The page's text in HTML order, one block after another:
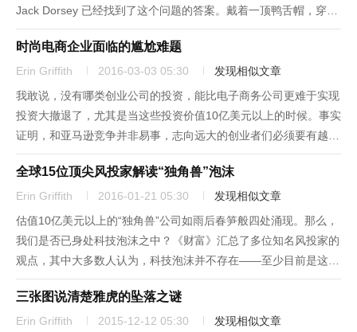
Jack Dorsey 已经找到了这个问题的答案。戴着一顶鸭舌帽，穿着
白 T 恤，穿着荧光橙色高帮鞋，Jack Dorsey（职位经历了从
Twitter 联合创始人-...
时尚电商企业面临的尴尬难题
Erin Griffith 2016-03-03 05:30
发现相似文章
我敢说，没有哪类创业公司的投资，能比电子商务公司更难于实现
投资大撤退了，尤其是当这些投资价值10亿美元以上的时候。事实
证明，和亚马逊竞争并非易事，志向远大的创业者们必须要有越来
越别出心裁的战略，才能使自己有别于电商巨头。问题在于，和一
切时尚一样，每次电子商务模式的新招数最终都会过时。你恐怕还
记得20...
全球15位顶尖风投家解读“独角兽”泡沫
Erin Griffith 2016-01-21 05:30
发现相似文章
估值10亿美元以上的“独角兽”公司如雨后春笋般四处涌现。那么，
我们是否已身处科技泡沫之中？《财富》汇总了多位知名风投家的
观点，其中大多数人认为，科技泡沫并不存在——至少目前是这
样。创业公司的估值过高了吗？真的有这么多价值10亿美元的“独
角兽”公司吗？我们是否已身处科技泡沫之中？这是一个标准的采
访话题...
三张图说清楚雅虎的坠落之谜
Erin Griffith 2015-12-12 05:30
发现相似文章